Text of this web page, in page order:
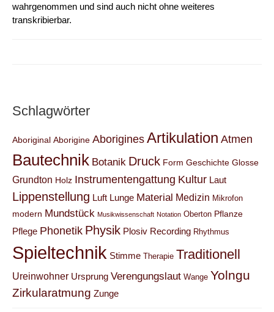
wahrgenommen und sind auch nicht ohne weiteres
transkribierbar.
Schlagwörter
Aboriginal Aborigine AboriginesArtikulation Atmen
Bautechnik Botanik Druck Form Geschichte Glosse
Grundton Holz Instrumentengattung Kultur Laut
Lippenstellung Luft Lunge Material Medizin Mikrofon
modern Mundstück Musikwissenschaft Notation Oberton Pflanze
Pflege Phonetik Physik Plosiv Recording Rhythmus
Spieltechnik Stimme Therapie Traditionell
Ureinwohner Ursprung Verengungslaut Wange Yolngu
Zirkularatmung Zunge